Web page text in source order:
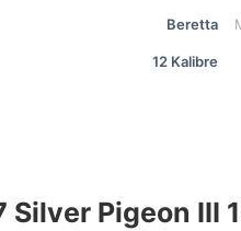
Beretta
12 Kalibre
Silver Pigeon III